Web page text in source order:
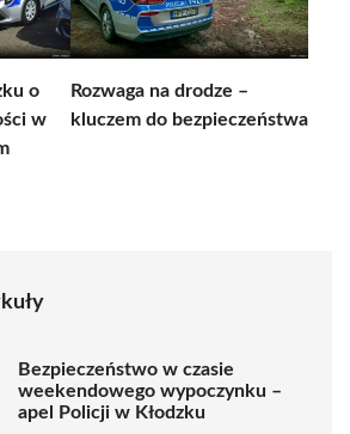
o
w
Rozwaga na drodze –
kluczem do bezpieczeństwa
Bezpieczeństwo w czasie
weekendowego wypoczynku –
apel Policji w Kłodzku